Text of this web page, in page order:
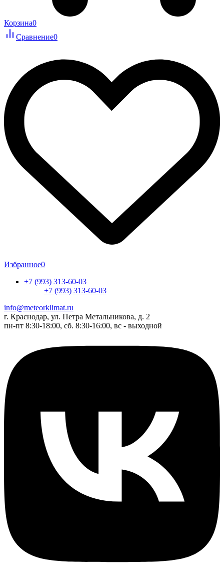
Корзина0
Сравнение0
Избранное0
+7 (993) 313-60-03
+7 (993) 313-60-03
info@meteorklimat.ru
г. Краснодар, ул. Петра Метальникова, д. 2
пн-пт 8:30-18:00, сб. 8:30-16:00, вс - выходной